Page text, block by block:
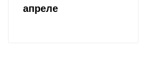
апреле